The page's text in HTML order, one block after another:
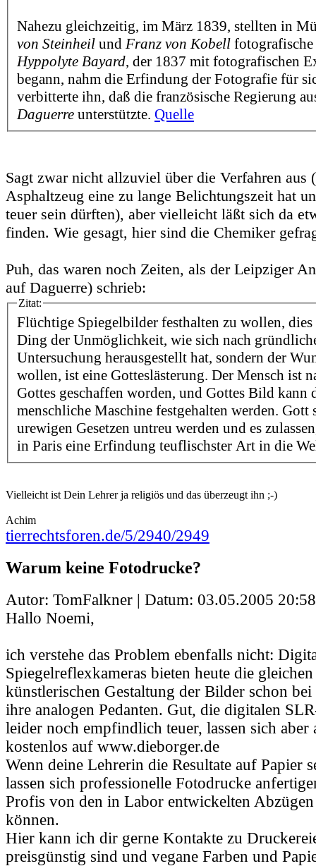
Nahezu gleichzeitig, im März 1839, stellten in
von Steinheil und Franz von Kobell fotografische
Hyppolyte Bayard, der 1837 mit fotografischen
begann, nahm die Erfindung der Fotografie für
verbitterte ihn, daß die französische Regierung
Daguerre unterstützte. Quelle
Sagt zwar nicht allzuviel über die Verfahren aus
Asphaltzeug eine zu lange Belichtungszeit hat
teuer sein dürften), aber vielleicht läßt sich da
finden. Wie gesagt, hier sind die Chemiker
Puh, das waren noch Zeiten, als der Leipziger
auf Daguerre) schrieb:
Zitat:
Flüchtige Spiegelbilder festhalten zu wollen,
Ding der Unmöglichkeit, wie sich nach
Untersuchung herausgestellt hat, sondern der
wollen, ist eine Gotteslästerung. Der Mensch ist
Gottes geschaffen worden, und Gottes Bild kann
menschliche Maschine festgehalten werden.
urewigen Gesetzen untreu werden und es
in Paris eine Erfindung teuflischster Art in die
Vielleicht ist Dein Lehrer ja religiös und das überzeugt ihn ;-)
Achim
tierrechtsforen.de/5/2940/2949
Warum keine Fotodrucke?
Autor: TomFalkner | Datum: 03.05.2005
Hallo Noemi,
ich verstehe das Problem ebenfalls nicht:
Spiegelreflexkameras bieten heute die
künstlerischen Gestaltung der Bilder schon
ihre analogen Pedanten. Gut, die digitalen
leider noch empfindlich teuer, lassen sich aber
kostenlos auf www.dieborger.de
Wenn deine Lehrerin die Resultate auf Papier
lassen sich professionelle Fotodrucke
Profis von den in Labor entwickelten Abzügen
können.
Hier kann ich dir gerne Kontakte zu
preisgünstig sind und vegane Farben und